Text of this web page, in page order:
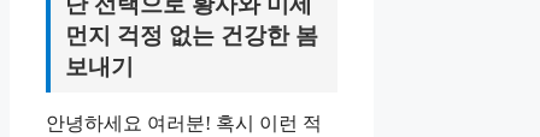
먼지 걱정 없는 건강한 봄
보내기
안녕하세요 여러분! 혹시 이런 적